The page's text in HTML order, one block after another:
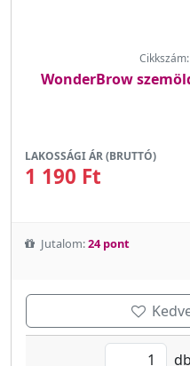
Cikkszám:
WonderBrow
LAKOSSÁGI ÁR (BRUTTÓ)
1 190 Ft
Jutalom:24 pont
db